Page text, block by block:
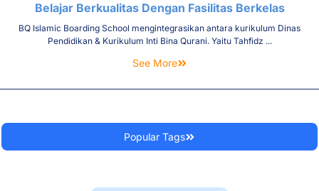
Belajar Berkualitas Dengan Fasilitas Berkelas
BQ Islamic Boarding School mengintegrasikan antara kurikulum Dinas
Pendidikan & Kurikulum Inti Bina Qurani. Yaitu Tahfidz ...
See More
Popular Tags